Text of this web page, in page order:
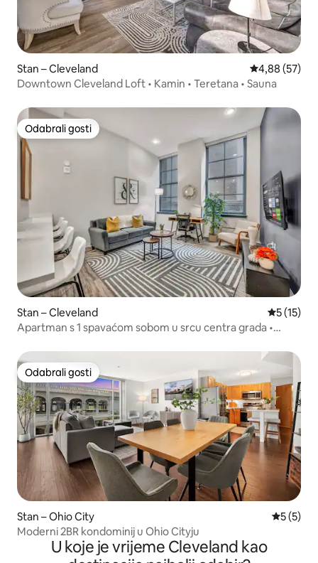
Stan – Cleveland Prosječna
4,88 (57)
Downtown Cleveland Loft • Kamin • Teretana • Sauna
Odabrali gosti
Odabrali gosti
Stan – Cleveland Prosječna
5 (15)
Apartman s 1 spavaćom sobom u srcu centra grada •
Odabrali gosti
Odabrali gosti
Stan – Ohio City
5 (5)
Moderni 2BR kondominij u Ohio Cityju
U koje je vrijeme Cleveland kao